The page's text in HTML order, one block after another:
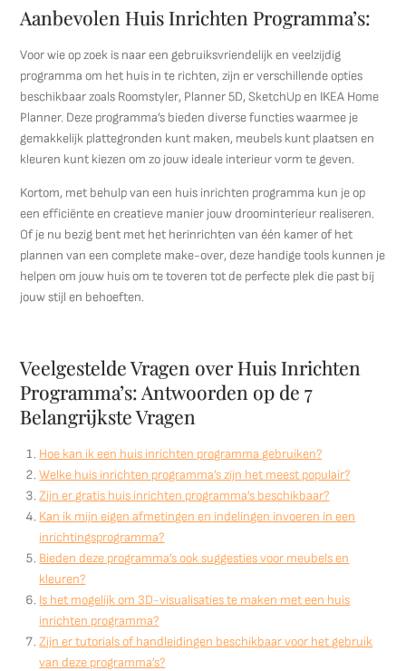
Aanbevolen Huis Inrichten Programma’s:
Voor wie op zoek is naar een gebruiksvriendelijk en veelzijdig
programma om het huis in te richten, zijn er verschillende opties
beschikbaar zoals Roomstyler, Planner 5D, SketchUp en IKEA Home
Planner. Deze programma’s bieden diverse functies waarmee je
gemakkelijk plattegronden kunt maken, meubels kunt plaatsen en
kleuren kunt kiezen om zo jouw ideale interieur vorm te geven.
Kortom, met behulp van een huis inrichten programma kun je op
een efficiënte en creatieve manier jouw droominterieur realiseren.
Of je nu bezig bent met het herinrichten van één kamer of het
plannen van een complete make-over, deze handige tools kunnen je
helpen om jouw huis om te toveren tot de perfecte plek die past bij
jouw stijl en behoeften.
Veelgestelde Vragen over Huis Inrichten
Programma’s: Antwoorden op de 7
Belangrijkste Vragen
Hoe kan ik een huis inrichten programma gebruiken?
Welke huis inrichten programma’s zijn het meest populair?
Zijn er gratis huis inrichten programma’s beschikbaar?
Kan ik mijn eigen afmetingen en indelingen invoeren in een
inrichtingsprogramma?
Bieden deze programma’s ook suggesties voor meubels en
kleuren?
Is het mogelijk om 3D-visualisaties te maken met een huis
inrichten programma?
Zijn er tutorials of handleidingen beschikbaar voor het gebruik
van deze programma’s?